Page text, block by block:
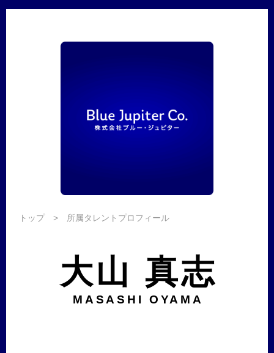
トップ> 所属タレントプロフィール
大山 真志
MASASHI OYAMA